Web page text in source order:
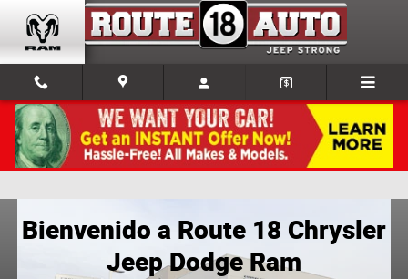
Skip to main content
Concesionario CJDR cerca de Edison
Bienvenido a Route 18 Chrysler
Jeep Dodge Ram